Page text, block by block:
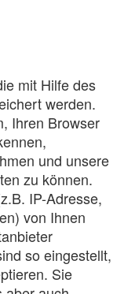
mit Hilfe des
werden.
Ihren Browser
und unsere
zu können.
IP-Adresse,
von Ihnen
so eingestellt,
Sie